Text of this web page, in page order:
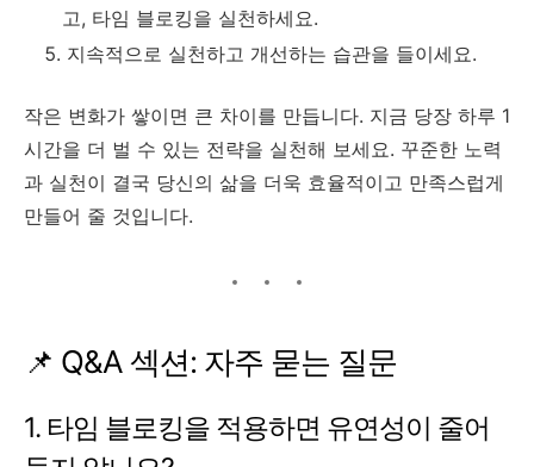
고, 타임 블로킹을 실천하세요.
지속적으로 실천하고 개선하는 습관을 들이세요.
작은 변화가 쌓이면 큰 차이를 만듭니다. 지금 당장 하루 1
시간을 더 벌 수 있는 전략을 실천해 보세요. 꾸준한 노력
과 실천이 결국 당신의 삶을 더욱 효율적이고 만족스럽게
만들어 줄 것입니다.
📌 Q&A 섹션: 자주 묻는 질문
1. 타임 블로킹을 적용하면 유연성이 줄어